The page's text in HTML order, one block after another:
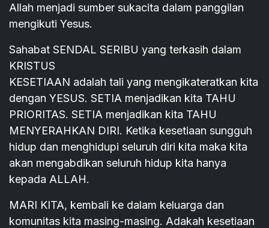
Allah menjadi sumber sukacita dalam panggilan
mengikuti Yesus.
Sahabat SENDAL SERIBU yang terkasih dalam
KRISTUS
KESETIAAN adalah tali yang mengikateratkan kita
dengan YESUS. SETIA menjadikan kita TAHU
PRIORITAS. SETIA menjadikan kita TAHU
MENYERAHKAN DIRI. Ketika kesetiaan sungguh
hidup dan menghidupi seluruh diri kita maka kita
akan mengabdikan seluruh hidup kita hanya
kepada ALLAH.
MARI KITA, kembali ke dalam keluarga dan
komunitas kita masing-masing. Adakah kesetiaan